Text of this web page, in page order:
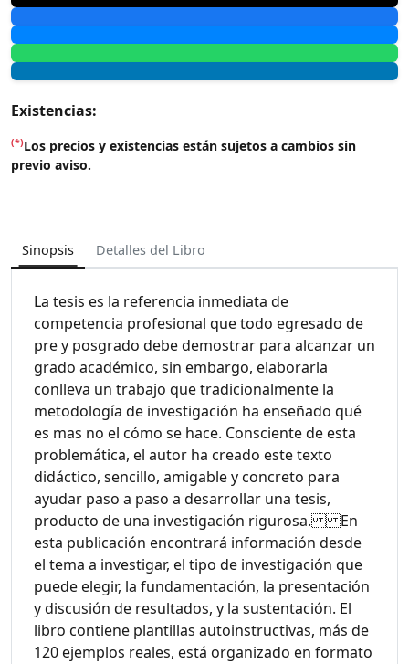
Existencias:
(*)Los precios y existencias están sujetos a cambios sin
previo aviso.
Sinopsis Detalles del Libro
La tesis es la referencia inmediata de
competencia profesional que todo egresado de
pre y posgrado debe demostrar para alcanzar un
grado académico, sin embargo, elaborarla
conlleva un trabajo que tradicionalmente la
metodología de investigación ha enseñado qué
es mas no el cómo se hace. Consciente de esta
problemática, el autor ha creado este texto
didáctico, sencillo, amigable y concreto para
ayudar paso a paso a desarrollar una tesis,
producto de una investigación rigurosa. En
esta publicación encontrará información desde
el tema a investigar, el tipo de investigación que
puede elegir, la fundamentación, la presentación
y discusión de resultados, y la sustentación. El
libro contiene plantillas autoinstructivas, más de
120 ejemplos reales, está organizado en formato